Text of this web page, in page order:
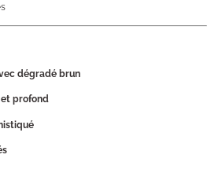
dégradé brun
profond